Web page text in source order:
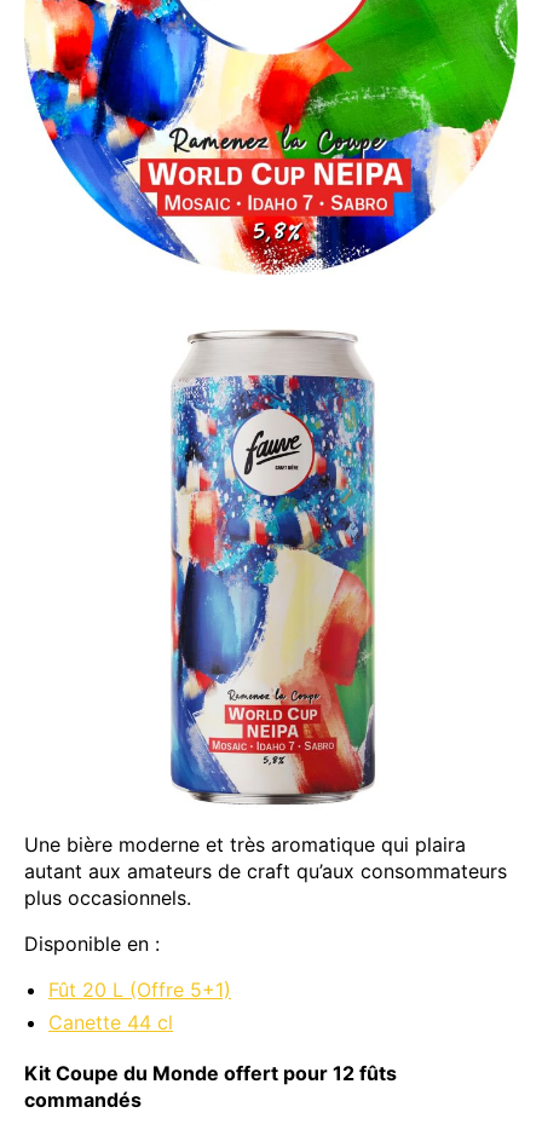
Une bière moderne et très aromatique qui plaira
autant aux amateurs de craft qu’aux consommateurs
plus occasionnels.
Disponible en :
Fût 20 L (Offre 5+1)
Canette 44 cl
Kit Coupe du Monde offert pour 12 fûts
commandés